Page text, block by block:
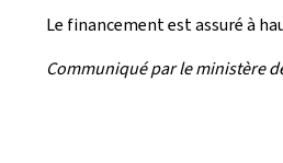
Le financement est assuré à
Communiqué par le ministère